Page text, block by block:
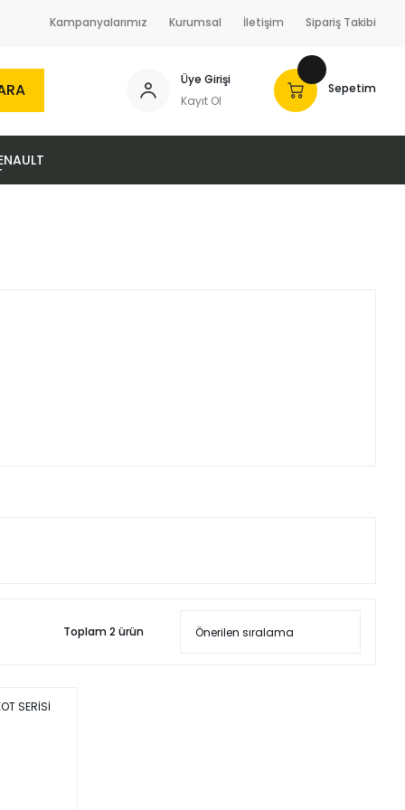
Kampanyalarımız Kurumsal İletişim Sipariş Takibi
Üye Girişi
Kayıt Ol
Sepetim
Toplam 2 ürün